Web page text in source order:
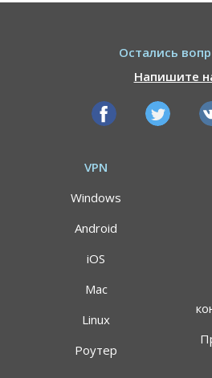
Остались
Напишите
VPN
Windows
Android
iOS
Mac
Linux
Роутер